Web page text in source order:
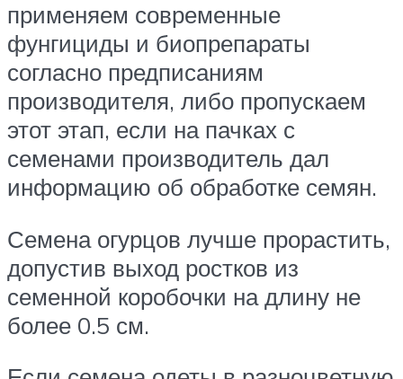
применяем современные
фунгициды и биопрепараты
согласно предписаниям
производителя, либо пропускаем
этот этап, если на пачках с
семенами производитель дал
информацию об обработке семян.
Семена огурцов лучше прорастить,
допустив выход ростков из
семенной коробочки на длину не
более 0.5 см.